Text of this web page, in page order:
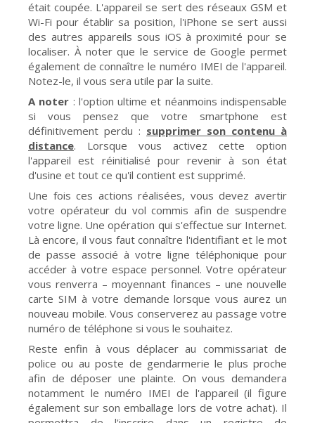
était coupée. L'appareil se sert des réseaux GSM et
Wi-Fi pour établir sa position, l'iPhone se sert aussi
des autres appareils sous iOS à proximité pour se
localiser. À noter que le service de Google permet
également de connaître le numéro IMEI de l'appareil.
Notez-le, il vous sera utile par la suite.
A noter : l'option ultime et néanmoins indispensable
si vous pensez que votre smartphone est
définitivement perdu : supprimer son contenu à
distance. Lorsque vous activez cette option
l'appareil est réinitialisé pour revenir à son état
d'usine et tout ce qu'il contient est supprimé.
Une fois ces actions réalisées, vous devez avertir
votre opérateur du vol commis afin de suspendre
votre ligne. Une opération qui s'effectue sur Internet.
Là encore, il vous faut connaître l'identifiant et le mot
de passe associé à votre ligne téléphonique pour
accéder à votre espace personnel. Votre opérateur
vous renverra – moyennant finances – une nouvelle
carte SIM à votre demande lorsque vous aurez un
nouveau mobile. Vous conserverez au passage votre
numéro de téléphone si vous le souhaitez.
Reste enfin à vous déplacer au commissariat de
police ou au poste de gendarmerie le plus proche
afin de déposer une plainte. On vous demandera
notamment le numéro IMEI de l'appareil (il figure
également sur son emballage lors de votre achat). Il